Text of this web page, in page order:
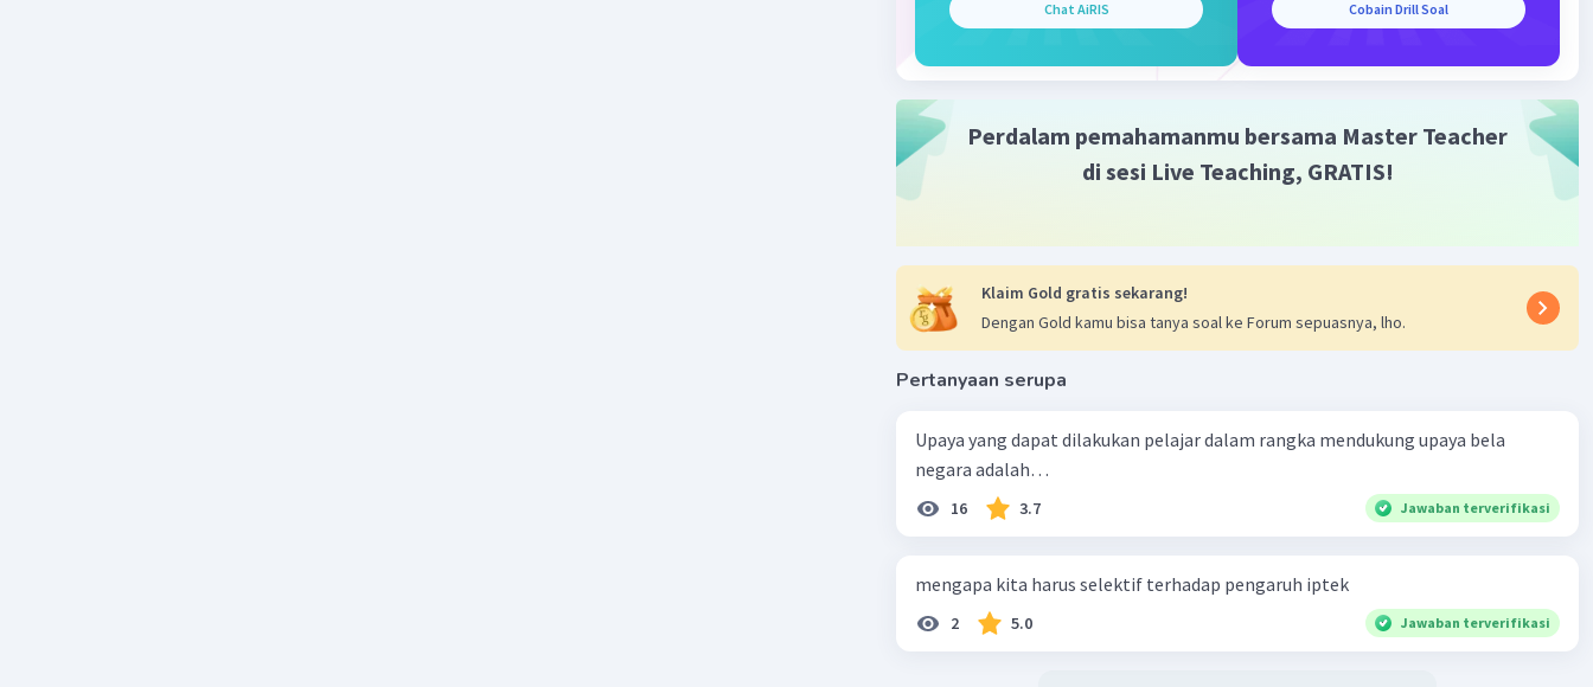
perang, revolusi industri, dan sebagainya.
5. Pandangan Historiografi: Landasan historis mencakup
Dalam disiplin sejarah, landasan historis adalah dasar yang
digunakan oleh sejarawan untuk melakukan penelitian, membuat
interpretasi, dan merangkum masa lalu. Ini adalah kerangka yang
lebih baik, dan membantu kita menghindari kesalahan dalam
Beri Rating
Chat AiRIS Cobain Drill Soal
Perdalam pemahamanmu bersama Master Teacher
di sesi Live Teaching, GRATIS!
Klaim Gold gratis sekarang!
Dengan Gold kamu bisa tanya soal ke Forum sepuasnya, lho.
Pertanyaan serupa
Upaya yang dapat dilakukan pelajar dalam rangka mendukung upaya bela
negara adalah…
16 3.7 Jawaban terverifikasi
mengapa kita harus selektif terhadap pengaruh iptek
2 5.0 Jawaban terverifikasi